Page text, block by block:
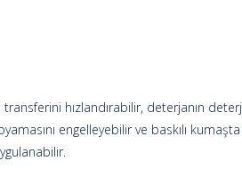
hızlandırabilir, deterjanın
engelleyebilir ve baskılı